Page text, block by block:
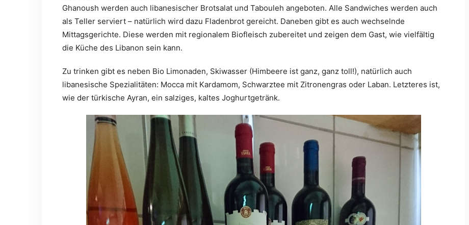
Ghanoush werden auch libanesischer Brotsalat und Tabouleh angeboten. Alle Sandwiches werden auch
als Teller serviert – natürlich wird dazu Fladenbrot gereicht. Daneben gibt es auch wechselnde
Mittagsgerichte. Diese werden mit regionalem Biofleisch zubereitet und zeigen dem Gast, wie vielfältig
die Küche des Libanon sein kann.
Zu trinken gibt es neben Bio Limonaden, Skiwasser (Himbeere ist ganz, ganz toll!), natürlich auch
libanesische Spezialitäten: Mocca mit Kardamom, Schwarztee mit Zitronengras oder Laban. Letzteres ist,
wie der türkische Ayran, ein salziges, kaltes Joghurtgetränk.